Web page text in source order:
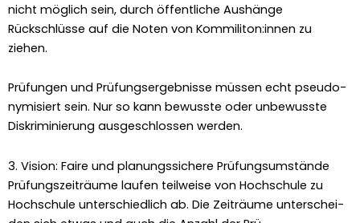
nicht möglich sein, durch öffentliche Aushänge
Rückschlüsse auf die Noten von Kommiliton:innen zu
ziehen.
Prü­fun­gen und Prü­fungsergeb­nisse müssen echt pseu­do­
nymisiert sein. Nur so kann bewusste oder unbe­wusste
Diskri­m­inierung aus­geschlossen wer­den.
3. Vision: Faire und planungssichere Prüfungsumstände
Prü­fungszeiträume laufen teil­weise von Hochschule zu
Hochschule unter­schiedlich ab. Die Zeiträume unter­schei­